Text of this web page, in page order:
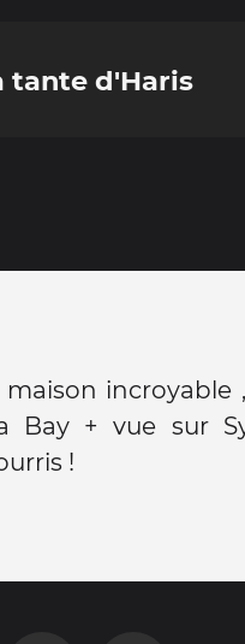
tante d'Haris
incroyable
Bay + vue sur
!